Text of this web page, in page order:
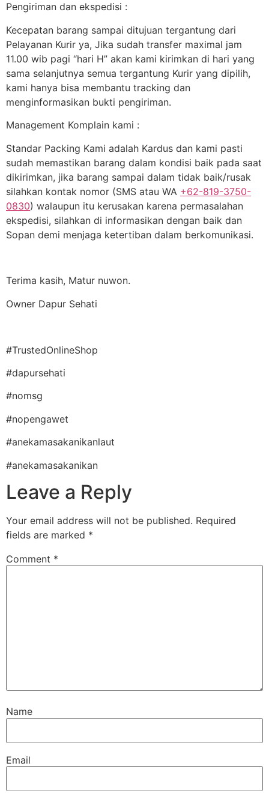
Pengiriman dan ekspedisi :
Kecepatan barang sampai ditujuan tergantung dari
Pelayanan Kurir ya, Jika sudah transfer maximal jam
11.00 wib pagi “hari H” akan kami kirimkan di hari yang
sama selanjutnya semua tergantung Kurir yang dipilih,
kami hanya bisa membantu tracking dan
menginformasikan bukti pengiriman.
Management Komplain kami :
Standar Packing Kami adalah Kardus dan kami pasti
sudah memastikan barang dalam kondisi baik pada saat
dikirimkan, jika barang sampai dalam tidak baik/rusak
silahkan kontak nomor (SMS atau WA +62-819-3750-
0830) walaupun itu kerusakan karena permasalahan
ekspedisi, silahkan di informasikan dengan baik dan
Sopan demi menjaga ketertiban dalam berkomunikasi.
Terima kasih, Matur nuwon.
Owner Dapur Sehati
#TrustedOnlineShop
#dapursehati
#nomsg
#nopengawet
#anekamasakanikanlaut
#anekamasakanikan
Leave a Reply
Your email address will not be published. Required
fields are marked *
Comment *
Name
Email